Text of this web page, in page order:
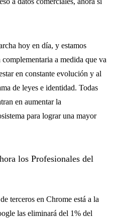
hoy en día, y estamos
a medida que va
en constante evolución y al
de leyes e identidad. Todas
en aumentar la
para lograr una mayor
los Profesionales del
terceros en Chrome está a la
las eliminará del 1% del